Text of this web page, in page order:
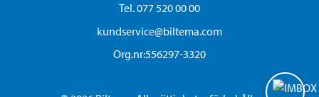
Tel. 077 520 00 00
kundservice@biltema.com
Org.nr:556297-3320